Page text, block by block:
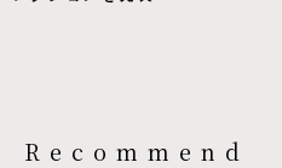
Recommend